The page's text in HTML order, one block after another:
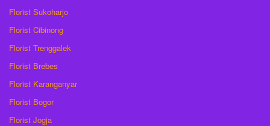
Florist Sukoharjo
Florist Cibinong
Florist Trenggalek
Florist Brebes
Florist Karanganyar
Florist Bogor
Florist Jogja